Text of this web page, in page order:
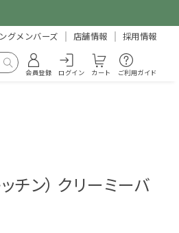
グメンバーズ 店舗情報 採用情報
会員登録 ログイン カート ご利用ガイド
チン） クリーミーバ